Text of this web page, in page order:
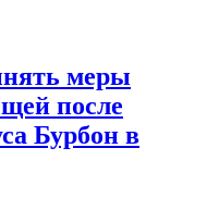
меры
после
Бурбон в